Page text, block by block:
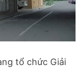
tổ chức Giải